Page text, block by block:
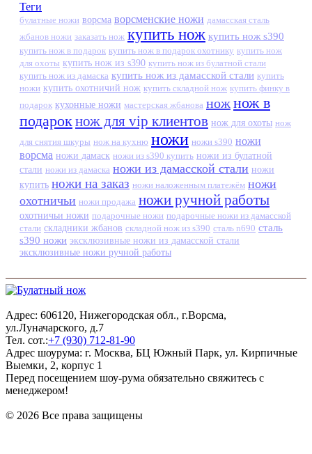
Теги
булатные ножи ворсма ворсменские ножи дамасская сталь
жбанов ножи заказать нож купить нож купить нож s390
купить нож в подарок купить нож в подарок охотнику купить нож
для охоты купить нож из s390 купить нож из булатной стали
купить нож из дамаска купить нож из дамасской стали купить
ножи купить охотничий нож купить складной нож купить финку в
подарок кухонные ножи мастерская жбанова ножнож в
подарокнож для vip клиентов нож для охоты нож
для снятия шкуры нож на кухню ножи ножи s390 ножи
ворсма ножи дамаск ножи из s390 купить ножи из булатной
стали ножи из дамаска ножи из дамасской стали ножи
купить ножи на заказ ножи наложенным платежём ножи
охотничьи ножи продажа ножи ручной работы
охотничьи ножи подарочные ножи подарочные ножи из дамасской
стали складники жбанов складной нож из s390 сталь n690 сталь
s390 ножи эксклюзивные ножи из дамасской стали
эксклюзивные ножи ручной работы
Адрес: 606120, Нижегородская обл., г.Ворсма,
ул.Луначарского, д.7
Тел. сот.:+7 (930) 712-81-90
Адрес шоурума: г. Москва, БЦ Южный Парк, ул. Кирпичные
Выемки, 2, корпус 1
Перед посещением шоу-рума обязательно свяжитесь с
менеджером!
© 2026 Все права защищены